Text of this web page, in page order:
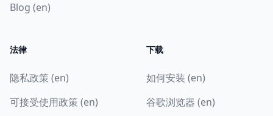
Blog (en)
法律
隐私政策 (en)
可接受使用政策 (en)
下载
如何安装 (en)
谷歌浏览器 (en)